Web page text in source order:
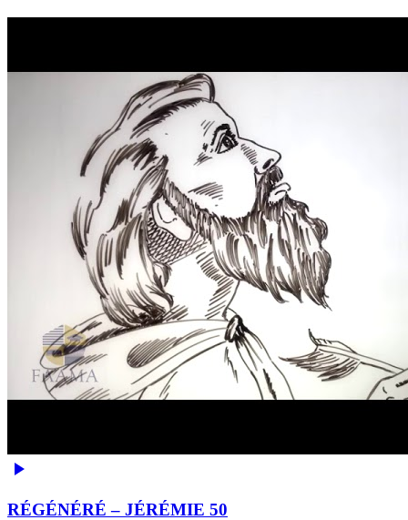
RÉGÉNÉRÉ – JÉRÉMIE 50